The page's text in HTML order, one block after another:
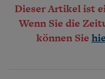
Dieser Artikel ist
Wenn Sie die
können Sie